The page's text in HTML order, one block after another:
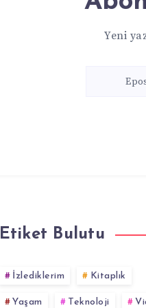
Yeni
Etiket Bulutu
İzlediklerim Kitaplık
Yaşam Teknoloji